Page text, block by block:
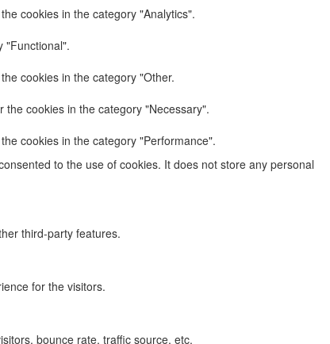
cookies in the category "Analytics".
"Functional".
cookies in the category "Other.
cookies in the category "Necessary".
cookies in the category "Performance".
to the use of cookies. It does not store any personal
third-party features.
for the visitors.
bounce rate, traffic source, etc.